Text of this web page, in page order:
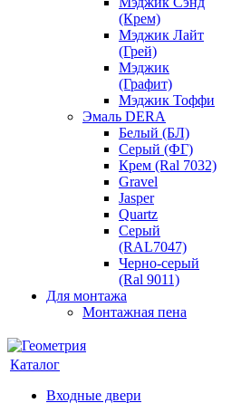
(Крем)
Мэджик Лайт
(Грей)
Мэджик
(Графит)
Мэджик Тоффи
Эмаль DERA
Белый (БЛ)
Серый (ФГ)
Крем (Ral 7032)
Gravel
Jasper
Quartz
Серый
(RAL7047)
Черно-серый
(Ral 9011)
Для монтажа
Монтажная пена
Каталог
Входные двери